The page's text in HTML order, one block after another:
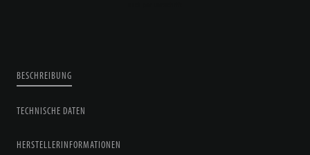
BESCHREIBUNG
TECHNISCHE DATEN
HERSTELLERINFORMATIONEN